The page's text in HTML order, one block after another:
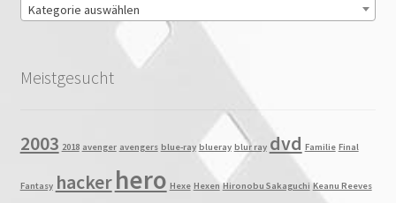
Kategorie auswählen
Meistgesucht
2003 2018 avenger avengers blue-ray blueray blur ray dvd Familie Final
Fantasy hackerhero Hexe Hexen Hironobu Sakaguchi Keanu Reeves